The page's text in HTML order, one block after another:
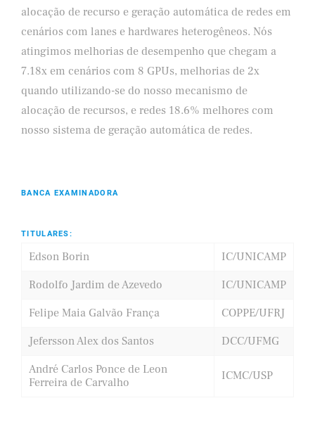
alocação de recurso e geração automática de redes em
cenários com lanes e hardwares heterogêneos. Nós
atingimos melhorias de desempenho que chegam a
7.18x em cenários com 8 GPUs, melhorias de 2x
quando utilizando-se do nosso mecanismo de
alocação de recursos, e redes 18.6% melhores com
nosso sistema de geração automática de redes.
BANCA EXAMINADORA
TITULARES:
Edson Borin
IC/UNICAMP
Rodolfo Jardim de Azevedo
IC/UNICAMP
Felipe Maia Galvão França
COPPE/UFRJ
Jefersson Alex dos Santos
DCC/UFMG
André Carlos Ponce de Leon
Ferreira de Carvalho
ICMC/USP